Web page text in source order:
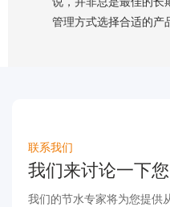
管理方式选择合适的产
联系我们
我们来讨论一下
我们的节水专家将为您提供